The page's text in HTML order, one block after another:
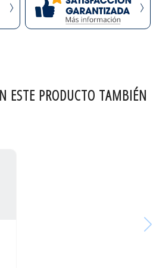
ESTE PRODUCTO TAMBIÉN